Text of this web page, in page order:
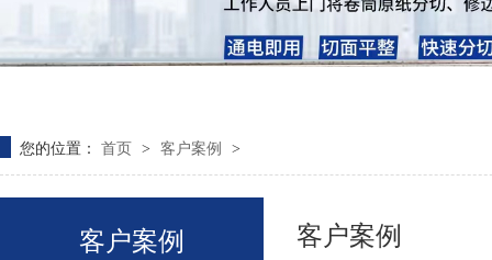
您的位置： 首页 > 客户案例 >
客户案例 客户案例